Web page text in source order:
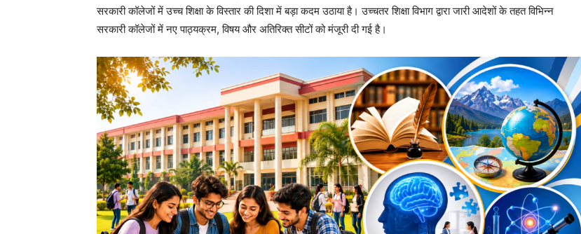
सरकारी कॉलेजों में उच्च शिक्षा के विस्तार की दिशा में बड़ा कदम उठाया है। उच्चतर शिक्षा विभाग द्वारा जारी आदेशों के तहत विभिन्न
सरकारी कॉलेजों में नए पाठ्यक्रम, विषय और अतिरिक्त सीटों को मंजूरी दी गई है।